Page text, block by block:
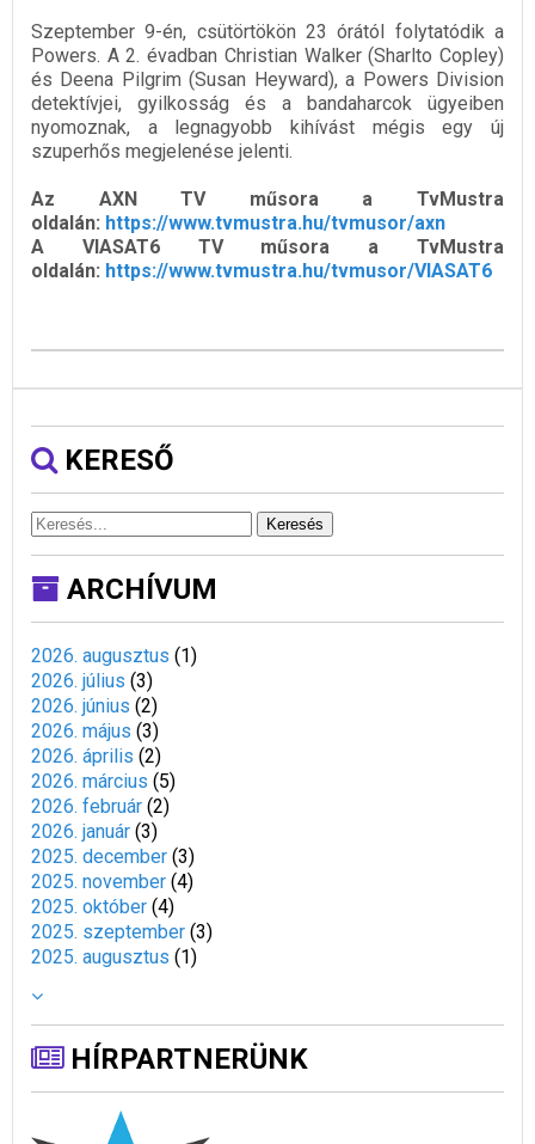
Szeptember 9-én, csütörtökön 23 órától folytatódik a
Powers. A 2. évadban Christian Walker (Sharlto Copley)
és Deena Pilgrim (Susan Heyward), a Powers Division
detektívjei, gyilkosság és a bandaharcok ügyeiben
nyomoznak, a legnagyobb kihívást mégis egy új
szuperhős megjelenése jelenti.
Az AXN TV műsora a TvMustra
oldalán: https://www.tvmustra.hu/tvmusor/axn
A VIASAT6 TV műsora a TvMustra
oldalán: https://www.tvmustra.hu/tvmusor/VIASAT6
KERESŐ
Keresés
ARCHÍVUM
2026. augusztus (1)
2026. július (3)
2026. június (2)
2026. május (3)
2026. április (2)
2026. március (5)
2026. február (2)
2026. január (3)
2025. december (3)
2025. november (4)
2025. október (4)
2025. szeptember (3)
2025. augusztus (1)
HÍRPARTNERÜNK